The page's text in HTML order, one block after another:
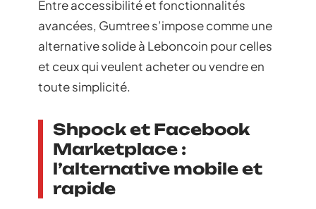
Entre accessibilité et fonctionnalités
avancées, Gumtree s’impose comme une
alternative solide à Leboncoin pour celles
et ceux qui veulent acheter ou vendre en
toute simplicité.
Shpock et Facebook
Marketplace :
l’alternative mobile et
rapide